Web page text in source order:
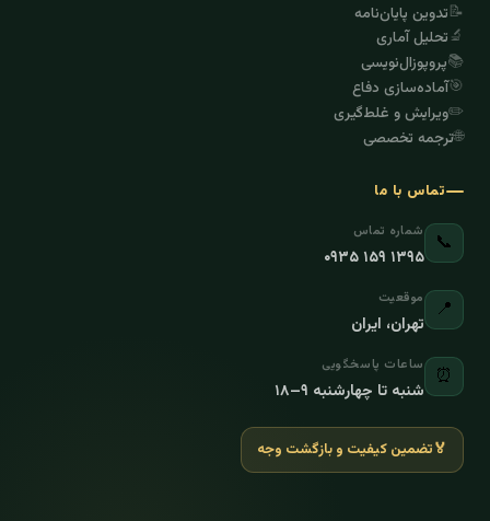
📝تدوین پایان‌نامه
🔬تحلیل آماری
📚پروپوزال‌نویسی
🎯آماده‌سازی دفاع
✏️ویرایش و غلط‌گیری
🌐ترجمه تخصصی
تماس با ما
📞 شماره تماس
۰۹۳۵ ۱۵۹ ۱۳۹۵
📍 موقعیت
تهران، ایران
⏰ ساعات پاسخگویی
شنبه تا چهارشنبه ۹–۱۸
🏅تضمین کیفیت و بازگشت وجه